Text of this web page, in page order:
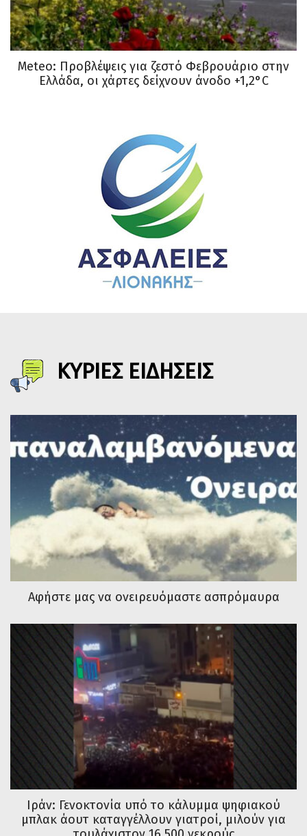
Meteo: Προβλέψεις για ζεστό Φεβρουάριο στην
Ελλάδα, οι χάρτες δείχνουν άνοδο +1,2°C
ΚΥΡΙΕΣ ΕΙΔΗΣΕΙΣ
Αφήστε μας να ονειρευόμαστε ασπρόμαυρα
Ιράν: Γενοκτονία υπό το κάλυμμα ψηφιακού
μπλακ άουτ καταγγέλλουν γιατροί, μιλούν για